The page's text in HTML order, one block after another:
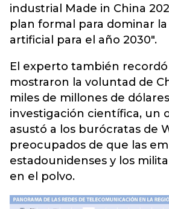
industrial Made in China
plan formal para dominar
artificial para el año 2030".
El experto también
mostraron la voluntad de
miles de millones de
investigación científica, un
asustó a los burócratas de
preocupados de que las
estadounidenses y los
en el polvo.